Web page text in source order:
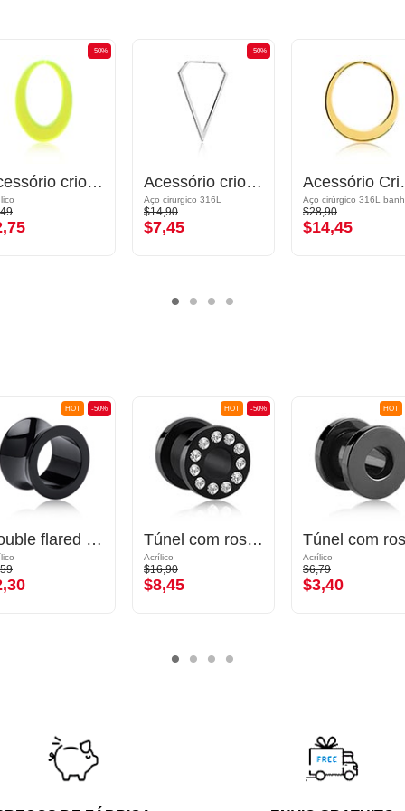
-50%
Acessório crioulo para túneis (acrílico, várias cores)
-50%
Acessório crioulo para túneis (aço cirúrgico, prata, brilhante)
Aço cirúrgico 316L
$14,90
$7,45
Acessório
$28,90
$14,45
-50%
HOT
Double flared tunnel (acrílico, várias cores)
-50%
HOT
Túnel com rosca (acrílico, preto) com pedras de cristal
Acrílico
$16,90
$8,45
HOT
Acrílico
$6,79
$3,40